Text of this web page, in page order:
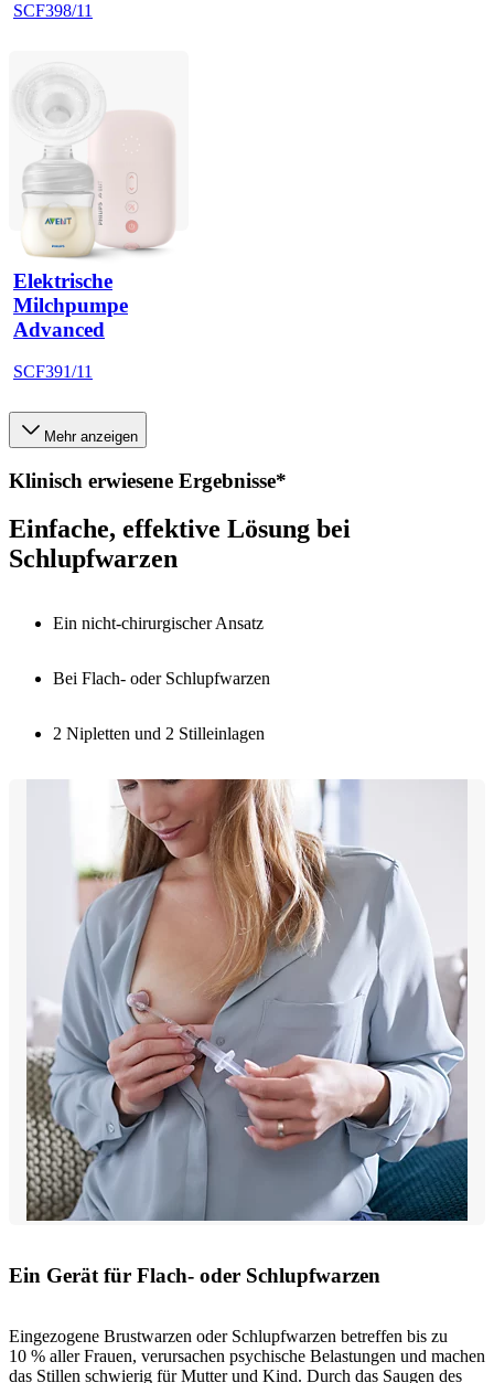
SCF398/11
Elektrische
Milchpumpe
Advanced
SCF391/11
Mehr anzeigen
Klinisch erwiesene Ergebnisse*
Einfache, effektive Lösung bei
Schlupfwarzen
Ein nicht-chirurgischer Ansatz
Bei Flach- oder Schlupfwarzen
2 Nipletten und 2 Stilleinlagen
Ein Gerät für Flach- oder Schlupfwarzen
Eingezogene Brustwarzen oder Schlupfwarzen betreffen bis zu
10 % aller Frauen, verursachen psychische Belastungen und machen
das Stillen schwierig für Mutter und Kind. Durch das Saugen des